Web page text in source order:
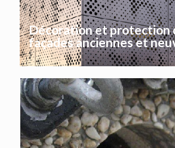
Décoration et protection
façades anciennes et